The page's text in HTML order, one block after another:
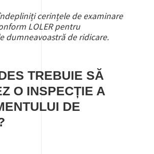
cerințele de examinare
LOLER pentru
dumneavoastră de ridicare.
TREBUIE SĂ
O INSPECȚIE A
DE